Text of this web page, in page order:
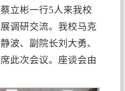
立彬一行5人来我校
调研交流。我校马克
波、副院长刘大勇、
此次会议。座谈会由